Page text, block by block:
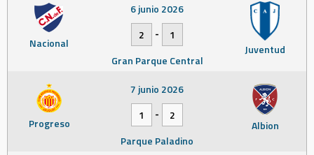
Nacional Juventud
6 junio 2026
2
-
1
Gran Parque Central
Progreso Albion
7 junio 2026
1
-
2
Parque Paladino